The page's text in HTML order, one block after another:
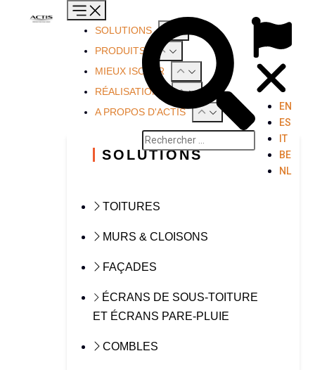
SOLUTIONS
PRODUITS
MIEUX ISOLER
RÉALISATIONS
A PROPOS D'ACTIS
SOLUTIONS
TOITURES
MURS & CLOISONS
FAÇADES
ÉCRANS DE SOUS-TOITURE
ET ÉCRANS PARE-PLUIE
COMBLES
EN
ES
IT
BE
NL